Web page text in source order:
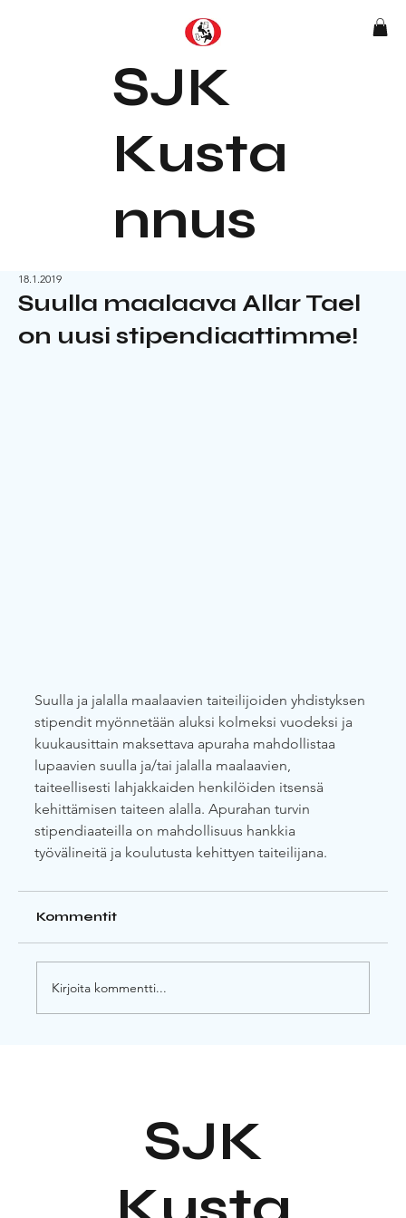
SJK
Kusta
nnus
Suulla maalaava Allar Tael
on uusi stipendiaattimme!
18.1.2019
Suulla ja jalalla maalaavien taiteilijoiden yhdistyksen
stipendit myönnetään aluksi kolmeksi vuodeksi ja
kuukausittain maksettava apuraha mahdollistaa
lupaavien suulla ja/tai jalalla maalaavien,
taiteellisesti lahjakkaiden henkilöiden itsensä
kehittämisen taiteen alalla. Apurahan turvin
stipendiaateilla on mahdollisuus hankkia
työvälineitä ja koulutusta kehittyen taiteilijana.
Kommentit
Kirjoita kommentti...
SJK